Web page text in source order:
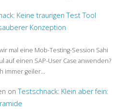
Keine traurigen Test Tool
Konzeption
mal eine Mob-Testing-Session Sahi
auf einen SAP-User Case anwenden?
immer geiler…
onTestschnack: Klein aber fein: